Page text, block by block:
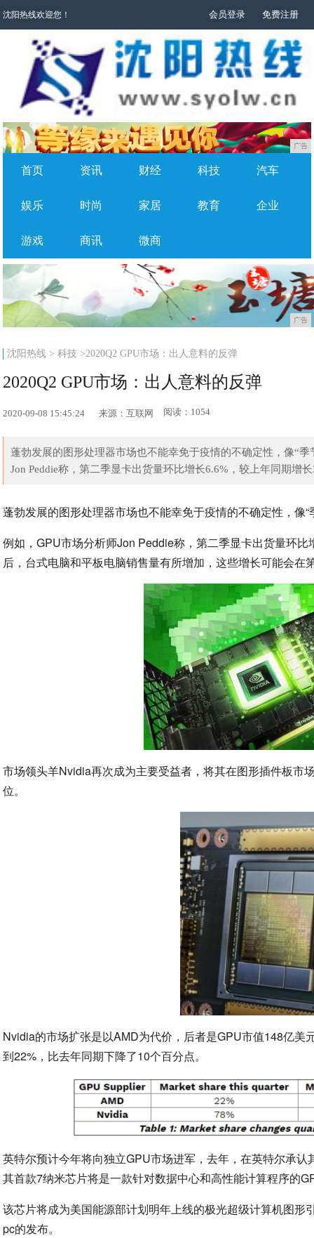
沈阳热线欢迎您！ 会员登录 免费注册
广告
首页 资讯 财经 科技 汽车
娱乐 时尚 家居 教育 企业
游戏 商讯 微商
广告
沈阳热线 >科技 >2020Q2 GPU市场：出人意料的反弹
2020Q2 GPU市场：出人意料的反弹
2020-09-08 15:45:24 来源：互联网 阅读：1054
蓬勃发展的图形处理器市场也不能幸免于疫情的不确定性，像“
Jon Peddie称，第二季显卡出货量环比增长6.6%，较上年同期增
蓬勃发展的图形处理器市场也不能幸免于疫情的不确定性，像
例如，GPU市场分析师Jon Peddie称，第二季显卡出货量环
后，台式电脑和平板电脑销售量有所增加，这些增长可能会在
市场领头羊Nvidia再次成为主要受益者，将其在图形插件板市
位。
Nvidia的市场扩张是以AMD为代价，后者是GPU市值148亿
到22%，比去年同期下降了10个百分点。
英特尔预计今年将向独立GPU市场进军，去年，在英特尔承
其首款7纳米芯片将是一款针对数据中心和高性能计算程序的
该芯片将成为美国能源部计划明年上线的极光超级计算机图
pc的发布。